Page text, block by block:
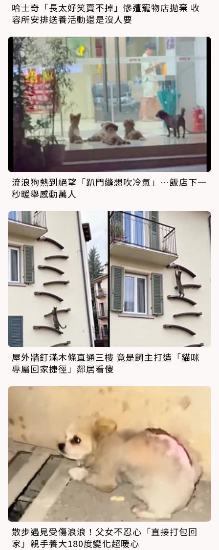
哈士奇「長太好笑賣不掉」慘遭寵物店拋棄 收
容所安排送養活動還是沒人要
流浪狗熱到絕望「趴門縫想吹冷氣」…飯店下一
秒暖舉感動萬人
屋外牆釘滿木條直通三樓 竟是飼主打造「貓咪
專屬回家捷徑」鄰居看傻
散步遇見受傷浪浪！父女不忍心「直接打包回
家」親手養大180度變化超暖心